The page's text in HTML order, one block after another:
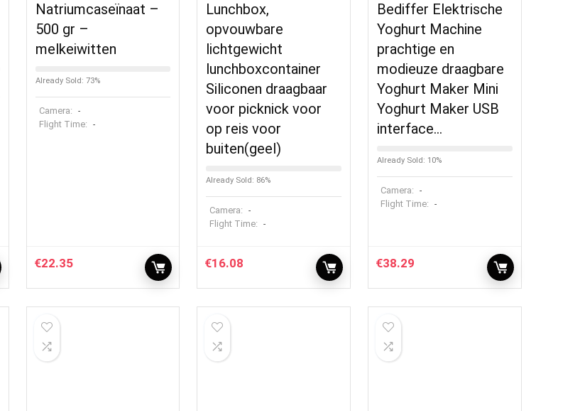
Natriumcaseïnaat –
500 gr –
melkeiwitten
Already Sold: 73%
Camera: -
Flight Time: -
€22.35
Lunchbox,
opvouwbare
lichtgewicht
lunchboxcontainer
Siliconen draagbaar
voor picknick voor
op reis voor
buiten(geel)
Already Sold: 86%
Camera: -
Flight Time: -
€16.08
Bediffer Elektrische
Yoghurt Machine
prachtige en
modieuze draagbare
Yoghurt Maker Mini
Yoghurt Maker USB
interface…
Already Sold: 10%
Camera: -
Flight Time: -
€38.29